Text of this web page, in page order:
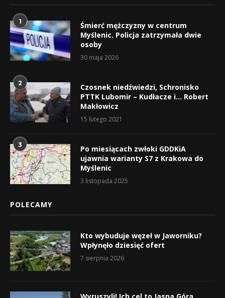
1
Śmierć mężczyzny w centrum
Myślenic. Policja zatrzymała dwie
osoby
30 maja 2026
2
Czosnek niedźwiedzi, Schronisko
PTTK Lubomir – Kudłacze i… Robert
Makłowicz
15 lutego 2021
3
Po miesiącach zwłoki GDDKiA
ujawnia warianty S7 z Krakowa do
Myślenic
3 listopada 2025
POLECAMY
Kto wybuduje węzeł w Jaworniku?
Wpłynęło dziesięć ofert
7 sierpnia 2026